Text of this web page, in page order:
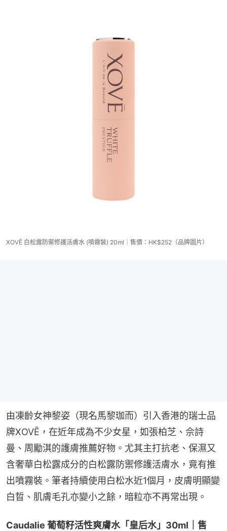
XOVĒ 白松露防禦修護活膚水 (噴霧裝) 20ml｜售價：HK$252（品牌圖片）
由凍齡女神黎姿（現名馬黎珈而）引入香港的瑞士品
牌XOVĒ，在近年成為不少女星，如張柏芝、佘詩
曼、周勵淇的護膚推薦好物。尤其主打抗老、保濕又
含奢華白松露成分的白松露防禦修護活膚水，竟有推
出噴霧裝。筆者持續使用白松水近1個月，皮膚明顯變
白晢、肌膚毛孔亦變小之餘，暗粒亦不再常出現。
Caudalie 葡萄籽活性爽膚水「皇后水」30ml｜售